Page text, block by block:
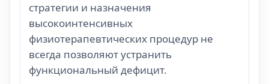
стратегии и назначения
высокоинтенсивных
физиотерапевтических процедур не
всегда позволяют устранить
функциональный дефицит.